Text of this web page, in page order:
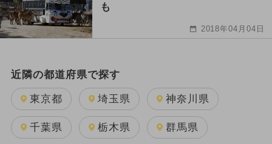
も
2018年04月04日
近隣の都道府県で探す
東京都 埼玉県 神奈川県
千葉県 栃木県 群馬県